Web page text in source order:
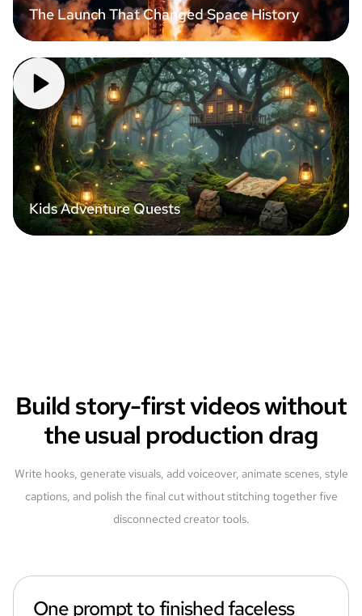
The Launch That Changed Space History
Kids Adventure Quests
Build story-first videos without
the usual production drag
Write hooks, generate visuals, add voiceover, animate scenes, style
captions, and polish the final cut without stitching together five
disconnected creator tools.
One prompt to finished faceless